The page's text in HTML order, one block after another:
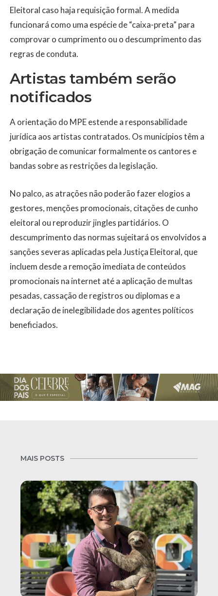
Eleitoral caso haja requisição formal. A medida
funcionará como uma espécie de “caixa-preta” para
comprovar o cumprimento ou o descumprimento das
regras de conduta.
Artistas também serão
notificados
A orientação do MPE estende a responsabilidade
jurídica aos artistas contratados. Os municípios têm a
obrigação de comunicar formalmente os cantores e
bandas sobre as restrições da legislação.
No palco, as atrações não poderão fazer elogios a
gestores, menções promocionais, citações de cunho
eleitoral ou reproduzir jingles partidários. O
descumprimento das normas sujeitará os envolvidos a
sanções severas aplicadas pela Justiça Eleitoral, que
incluem desde a remoção imediata de conteúdos
promocionais na internet até a aplicação de multas
pesadas, cassação de registros ou diplomas e a
declaração de inelegibilidade dos agentes políticos
beneficiados.
MAIS POSTS